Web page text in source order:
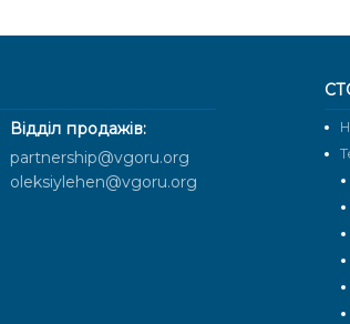
Відділ продажів:
partnership@vgoru.org
oleksiylehen@vgoru.org